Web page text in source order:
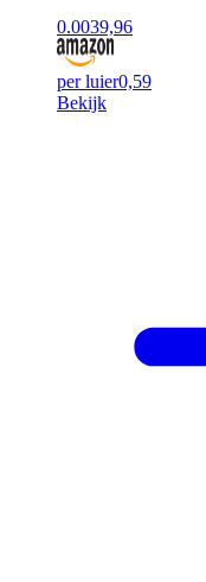
0.0039,96
per luier0,59
Bekijk